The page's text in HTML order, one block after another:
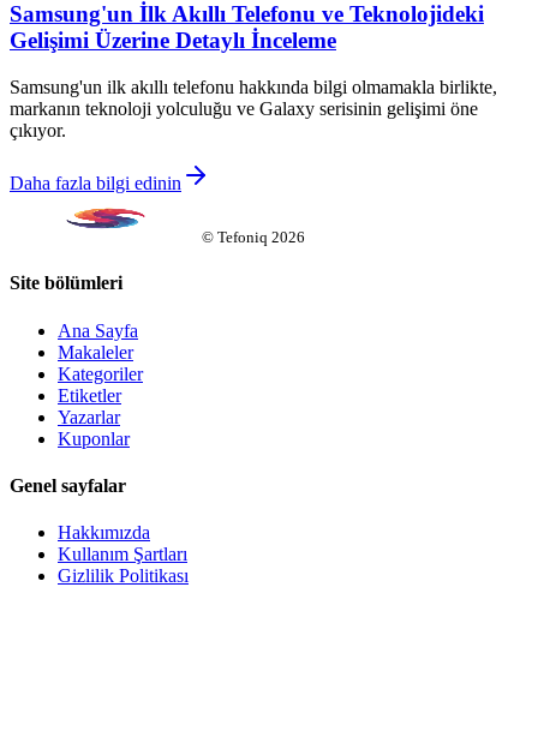
Samsung'un İlk Akıllı Telefonu ve Teknolojideki
Gelişimi Üzerine Detaylı İnceleme
Samsung'un ilk akıllı telefonu hakkında bilgi olmamakla birlikte,
markanın teknoloji yolculuğu ve Galaxy serisinin gelişimi öne
çıkıyor.
Daha fazla bilgi edinin
© Tefoniq 2026
Site bölümleri
Ana Sayfa
Makaleler
Kategoriler
Etiketler
Yazarlar
Kuponlar
Genel sayfalar
Hakkımızda
Kullanım Şartları
Gizlilik Politikası